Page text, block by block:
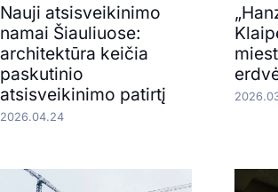
Nauji atsisveikinimo
namai Šiauliuose:
architektūra keičia
paskutinio
atsisveikinimo patirtį
2026.04.24